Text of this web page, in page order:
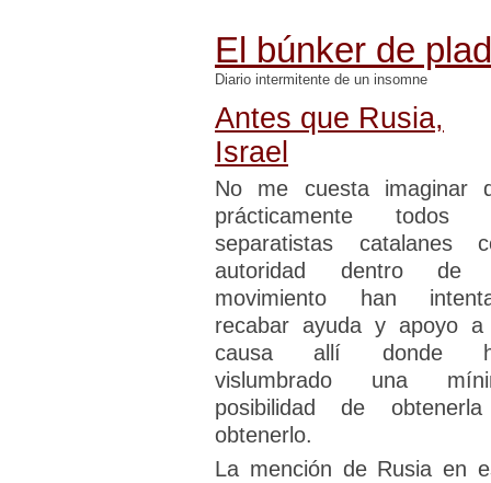
El búnker de
Diario intermitente de un insomne
Antes que Rusia,
Israel
No me cuesta imaginar
prácticamente todos
separatistas catalanes
autoridad dentro de
movimiento han
recabar ayuda y apoyo
causa allí donde
vislumbrado una
posibilidad de
obtenerlo.
La mención de Rusia en